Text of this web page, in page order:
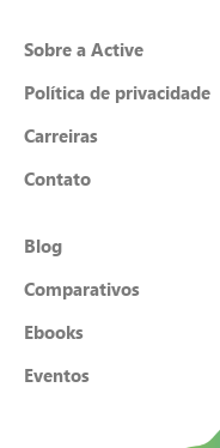
Sobre a Active
Política de privacidade
Carreiras
Contato
Blog
Comparativos
Ebooks
Eventos